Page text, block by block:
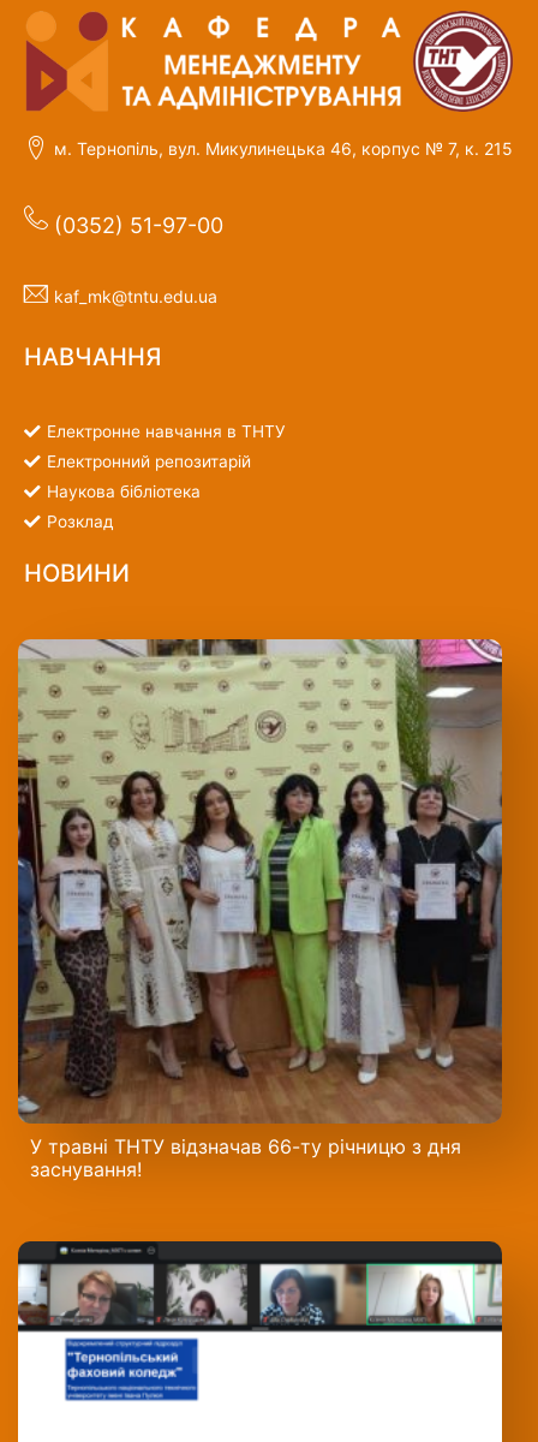
м. Тернопіль, вул. Микулинецька 46, корпус № 7, к. 215
(0352) 51-97-00
kaf_mk@tntu.edu.ua
НАВЧАННЯ
Електронне навчання в ТНТУ
Електронний репозитарій
Наукова бібліотека
Розклад
НОВИНИ
У травні ТНТУ відзначав 66-ту річницю з дня
заснування!